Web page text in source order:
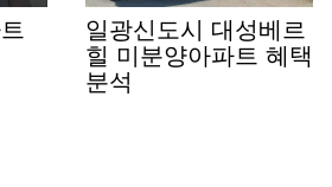
일광신도시 대성베르
힐 미분양아파트 혜택
분석